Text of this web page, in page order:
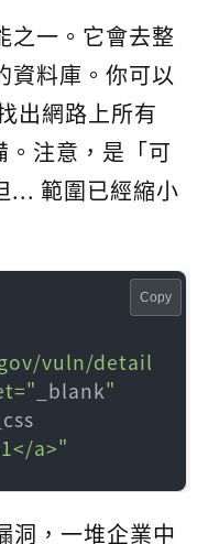
之一。它會去整
資料庫。你可以
出網路上所有
。注意，是「可
... 範圍已經縮小
vuln/detail
_blank"
a>"
Copy
，一堆企業中